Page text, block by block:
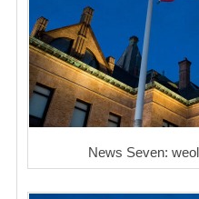
News Seven: